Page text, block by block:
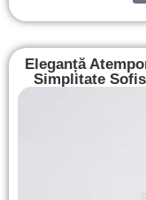
Eleganță
Simplitate